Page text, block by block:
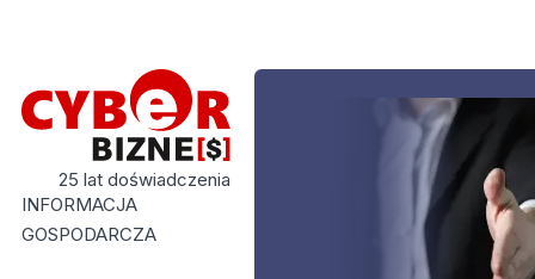
25 lat doświadczenia
INFORMACJA
GOSPODARCZA